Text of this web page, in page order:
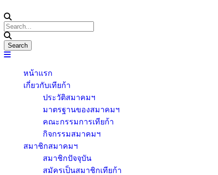
หน้าแรก
เกี่ยวกับเทียก้า
ประวัติสมาคมฯ
มาตรฐานของสมาคมฯ
คณะกรรมการเทียก้า
กิจกรรมสมาคมฯ
สมาชิกสมาคมฯ
สมาชิกปัจจุบัน
สมัครเป็นสมาชิกเทียก้า